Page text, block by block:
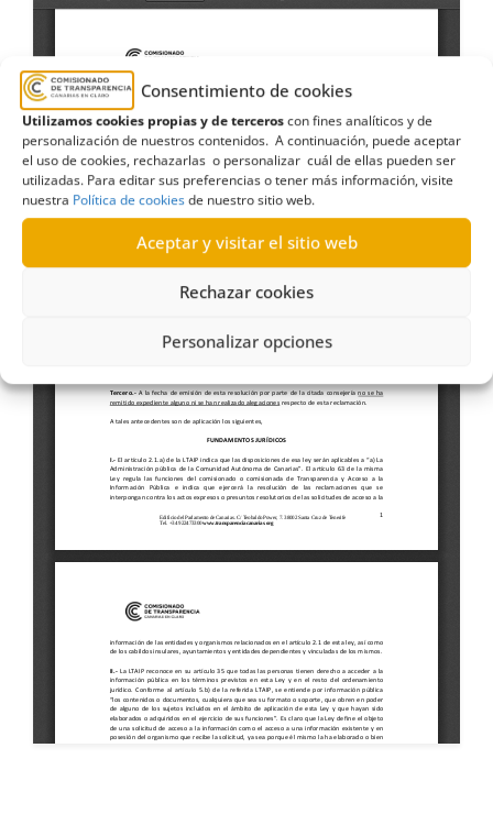
Consentimiento de cookies
Utilizamos cookies propias y de terceroscon fines analíticos y de
personalización de nuestros contenidos. A continuación, puede aceptar
el uso de cookies, rechazarlas o personalizar cuál de ellas pueden ser
utilizadas. Para editar sus preferencias o tener más información, visite
nuestra Política de cookiesde nuestro sitio web.
Aceptar y visitar el sitio web
Rechazar cookies
Personalizar opciones